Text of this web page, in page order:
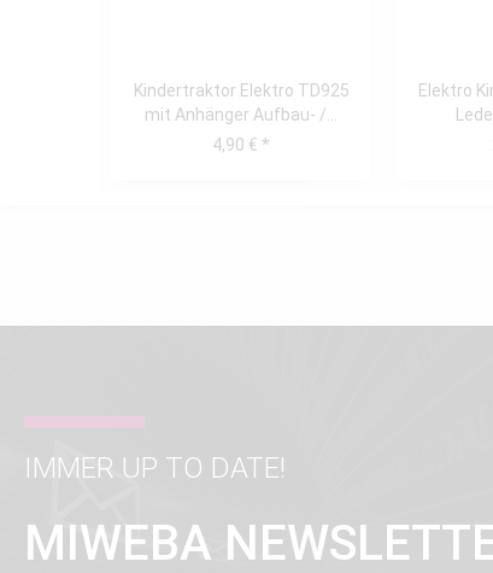
Kindertraktor Elektro TD925
mit Anhänger Aufbau- /...
4,90 € *
Elektro
IMMER UP TO DATE!
MIWEBA